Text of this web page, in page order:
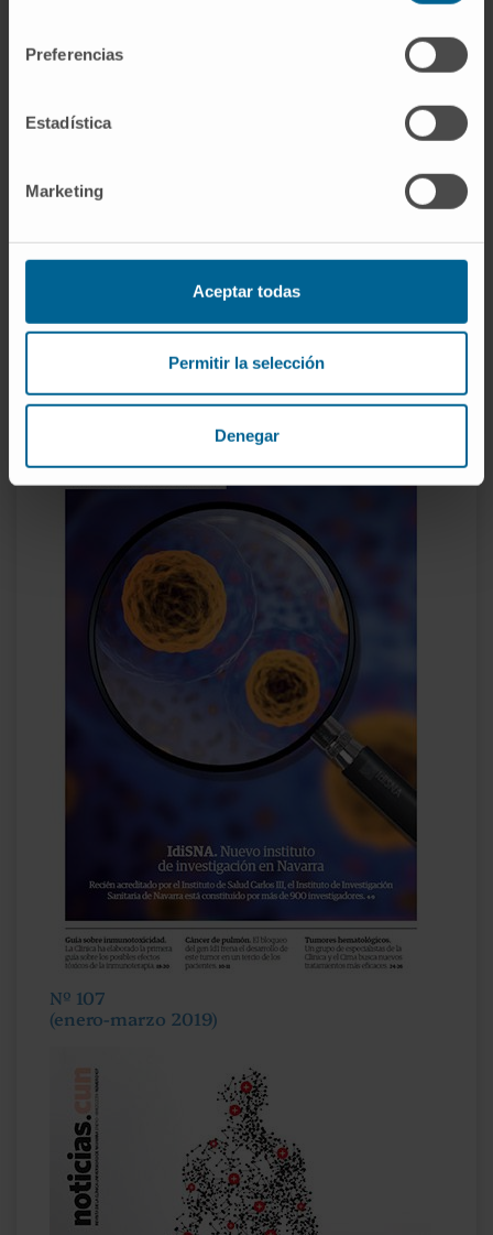
Preferencias
Estadística
Marketing
Aceptar todas
Permitir la selección
Denegar
Nº 108
(abril-junio 2019)
Nº 107
(enero-marzo 2019)